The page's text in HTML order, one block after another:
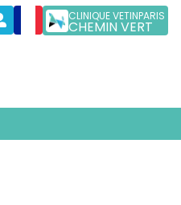
CLINIQUE VETINPARIS
CHEMIN VERT